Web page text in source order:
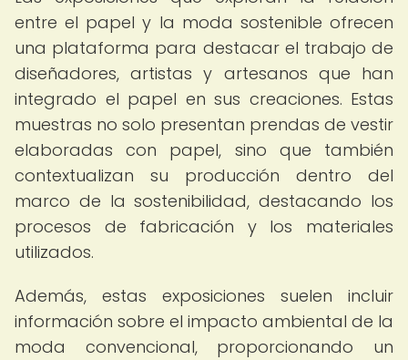
entre el papel y la moda sostenible ofrecen
una plataforma para destacar el trabajo de
diseñadores, artistas y artesanos que han
integrado el papel en sus creaciones. Estas
muestras no solo presentan prendas de vestir
elaboradas con papel, sino que también
contextualizan su producción dentro del
marco de la sostenibilidad, destacando los
procesos de fabricación y los materiales
utilizados.
Además, estas exposiciones suelen incluir
información sobre el impacto ambiental de la
moda convencional, proporcionando un